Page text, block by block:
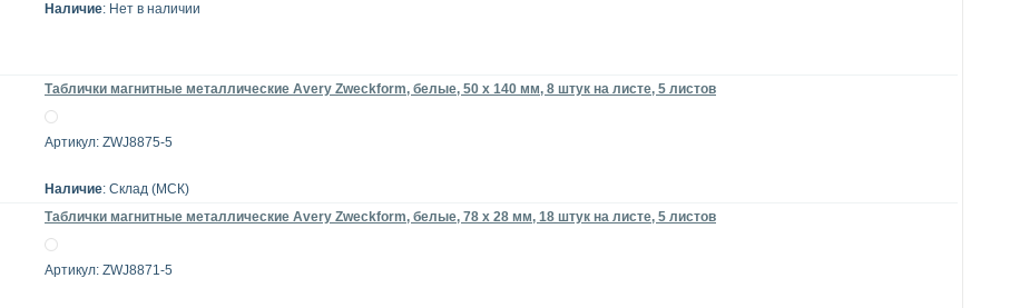
Наличие: Нет в наличии
Таблички магнитные металлические Avery Zweckform, белые, 50 х 140 мм, 8 штук на листе, 5 листов
Артикул: ZWJ8875-5
Наличие: Склад (МСК)
Таблички магнитные металлические Avery Zweckform, белые, 78 x 28 мм, 18 штук на листе, 5 листов
Артикул: ZWJ8871-5